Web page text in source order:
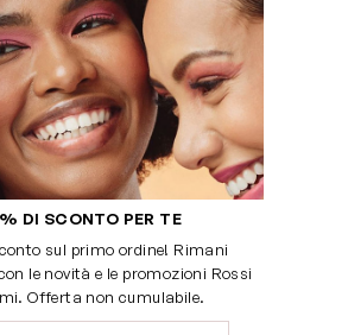
DI SCONTO PER TE
sul primo ordine! Rimani
le novità e le promozioni Rossi
Offerta non cumulabile.